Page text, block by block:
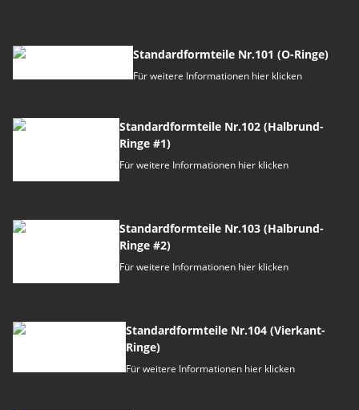
Standardformteile Nr.101 (O-Ringe)
Für weitere Informationen hier klicken
Standardformteile Nr.102 (Halbrund-
Ringe #1)
Für weitere Informationen hier klicken
Standardformteile Nr.103 (Halbrund-
Ringe #2)
Für weitere Informationen hier klicken
Standardformteile Nr.104 (Vierkant-
Ringe)
Für weitere Informationen hier klicken